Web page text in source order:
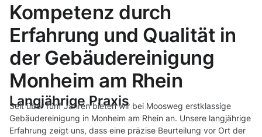
Kompetenz durch
Erfahrung und Qualität in
der Gebäudereinigung
Monheim am Rhein
Langjährige Praxis
Seit über fünf Jahren bieten wir bei Moosweg erstklassige
Gebäudereinigung in Monheim am Rhein an. Unsere langjährige
Erfahrung zeigt uns, dass eine präzise Beurteilung vor Ort der